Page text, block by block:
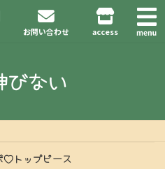
お問い合わせ access
びない
♡トップピース